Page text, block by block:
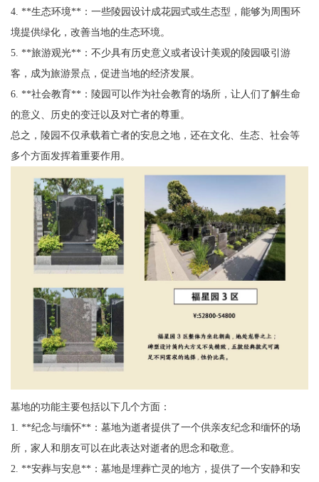
4. **生态环境**：一些陵园设计成花园式或生态型，能够为周围环
境提供绿化，改善当地的生态环境。
5. **旅游观光**：不少具有历史意义或者设计美观的陵园吸引游
客，成为旅游景点，促进当地的经济发展。
6. **社会教育**：陵园可以作为社会教育的场所，让人们了解生命
的意义、历史的变迁以及对亡者的尊重。
总之，陵园不仅承载着亡者的安息之地，还在文化、生态、社会等
多个方面发挥着重要作用。
墓地的功能主要包括以下几个方面：
1. **纪念与缅怀**：墓地为逝者提供了一个供亲友纪念和缅怀的场
所，家人和朋友可以在此表达对逝者的思念和敬意。
2. **安葬与安息**：墓地是埋葬亡灵的地方，提供了一个安静和安